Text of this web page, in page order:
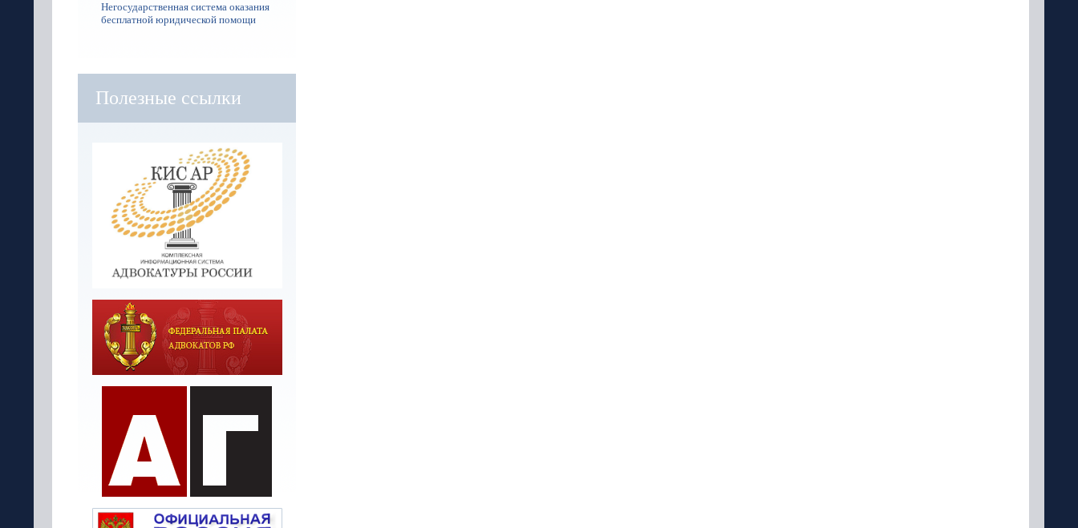
Негосударственная система оказания
бесплатной юридической помощи
Полезные ссылки